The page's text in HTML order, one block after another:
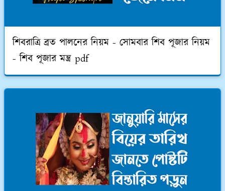
শিবরাত্রি ব্রত পালনের নিয়ম - সোমবার শিব পূজার নিয়ম
- শিব পূজার মন্ত্র pdf